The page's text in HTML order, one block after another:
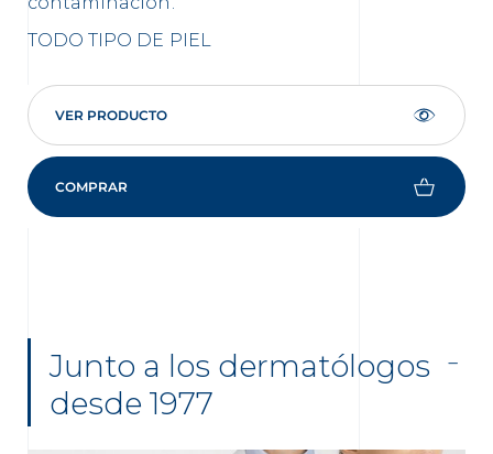
TODO TIPO DE PIEL
VER PRODUCTO
COMPRAR
Junto a los dermatólogos
desde 1977